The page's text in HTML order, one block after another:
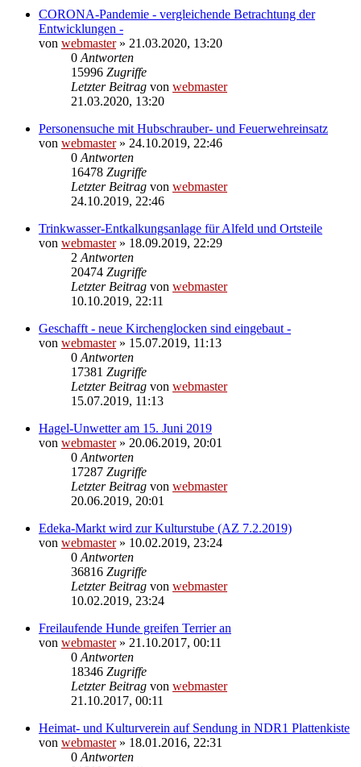
CORONA-Pandemie - vergleichende Betrachtung der
Entwicklungen -
von webmaster» 21.03.2020, 13:20
0 Antworten
15996 Zugriffe
Letzter Beitrag von webmaster
21.03.2020, 13:20
Personensuche mit Hubschrauber- und Feuerwehreinsatz
von webmaster» 24.10.2019, 22:46
0 Antworten
16478 Zugriffe
Letzter Beitrag von webmaster
24.10.2019, 22:46
Trinkwasser-Entkalkungsanlage für Alfeld und Ortsteile
von webmaster» 18.09.2019, 22:29
2 Antworten
20474 Zugriffe
Letzter Beitrag von webmaster
10.10.2019, 22:11
Geschafft - neue Kirchenglocken sind eingebaut -
von webmaster» 15.07.2019, 11:13
0 Antworten
17381 Zugriffe
Letzter Beitrag von webmaster
15.07.2019, 11:13
Hagel-Unwetter am 15. Juni 2019
von webmaster» 20.06.2019, 20:01
0 Antworten
17287 Zugriffe
Letzter Beitrag von webmaster
20.06.2019, 20:01
Edeka-Markt wird zur Kulturstube (AZ 7.2.2019)
von webmaster» 10.02.2019, 23:24
0 Antworten
36816 Zugriffe
Letzter Beitrag von webmaster
10.02.2019, 23:24
Freilaufende Hunde greifen Terrier an
von webmaster» 21.10.2017, 00:11
0 Antworten
18346 Zugriffe
Letzter Beitrag von webmaster
21.10.2017, 00:11
Heimat- und Kulturverein auf Sendung in NDR1 Plattenkiste
von webmaster» 18.01.2016, 22:31
0 Antworten